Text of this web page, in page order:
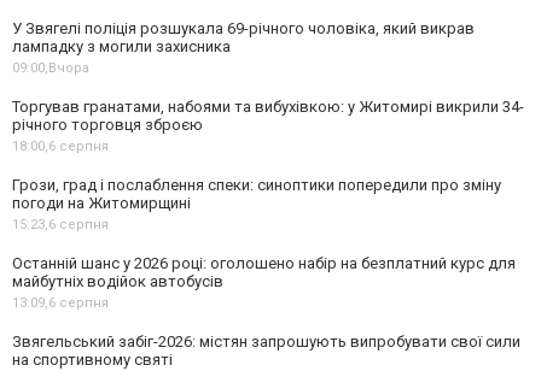
У Звягелі поліція розшукала 69-річного чоловіка, який викрав
лампадку з могили захисника
09:00, Вчора
Торгував гранатами, набоями та вибухівкою: у Житомирі викрили 34-
річного торговця зброєю
18:00, 6 серпня
Грози, град і послаблення спеки: синоптики попередили про зміну
погоди на Житомирщині
15:23, 6 серпня
Останній шанс у 2026 році: оголошено набір на безплатний курс для
майбутніх водійок автобусів
13:09, 6 серпня
Звягельський забіг-2026: містян запрошують випробувати свої сили
на спортивному святі